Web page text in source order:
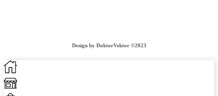
Design by DoktorVektor ©2023